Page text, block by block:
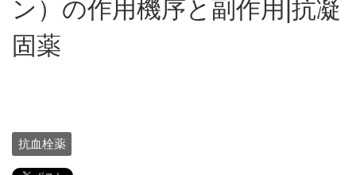
ン）の作用機序と副作用|抗凝
固薬
抗血栓薬